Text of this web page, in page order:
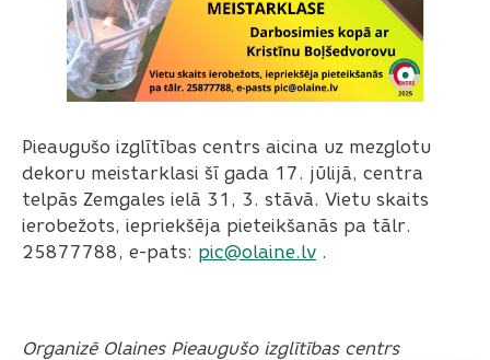
Pieaugušo izglītības centrs aicina uz mezglotu
dekoru meistarklasi šī gada 17. jūlijā, centra
telpās Zemgales ielā 31, 3. stāvā. Vietu skaits
ierobežots, iepriekšēja pieteikšanās pa tālr.
25877788, e-pats: pic@olaine.lv .
Organizē Olaines Pieaugušo izglītības centrs